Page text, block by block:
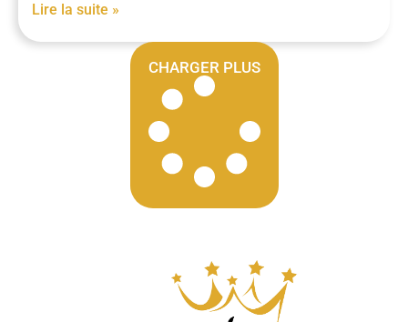
Lire la suite »
CHARGER PLUS